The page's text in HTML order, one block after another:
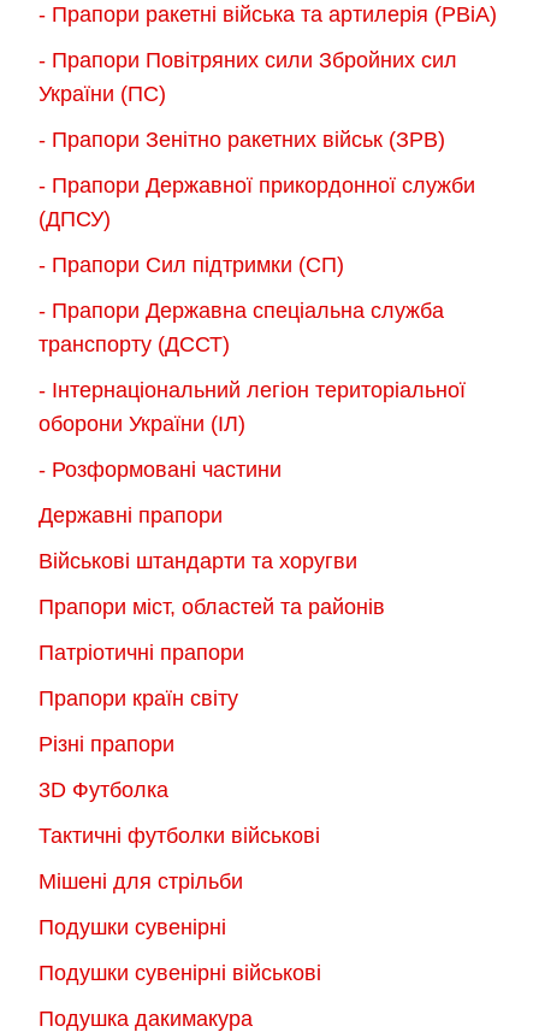
- Прапори ракетні війська та артилерія (РВіА)
- Прапори Повітряних сили Збройних сил
України (ПС)
- Прапори Зенітно ракетних військ (ЗРВ)
- Прапори Державної прикордонної служби
(ДПСУ)
- Прапори Сил підтримки (СП)
- Прапори Державна спеціальна служба
транспорту (ДССТ)
- Інтернаціональний легіон територіальної
оборони України (ІЛ)
- Розформовані частини
Державні прапори
Військові штандарти та хоругви
Прапори міст, областей та районів
Патріотичні прапори
Прапори країн світу
Різні прапори
3D Футболка
Тактичні футболки військові
Мішені для стрільби
Подушки сувенірні
Подушки сувенірні військові
Подушка дакимакура